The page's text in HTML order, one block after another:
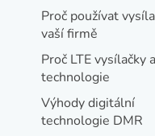
Proč používat
vaší firmě
Proč LTE vysílačky
technologie
Výhody digitální
technologie DMR